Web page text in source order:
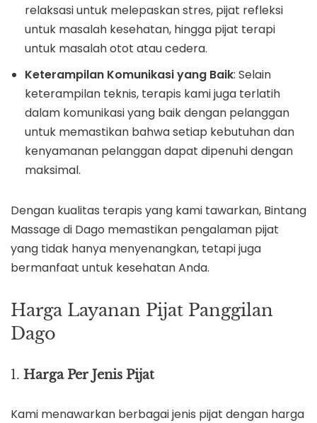
relaksasi untuk melepaskan stres, pijat refleksi
untuk masalah kesehatan, hingga pijat terapi
untuk masalah otot atau cedera.
Keterampilan Komunikasi yang Baik: Selain
keterampilan teknis, terapis kami juga terlatih
dalam komunikasi yang baik dengan pelanggan
untuk memastikan bahwa setiap kebutuhan dan
kenyamanan pelanggan dapat dipenuhi dengan
maksimal.
Dengan kualitas terapis yang kami tawarkan, Bintang
Massage di Dago memastikan pengalaman pijat
yang tidak hanya menyenangkan, tetapi juga
bermanfaat untuk kesehatan Anda.
Harga Layanan Pijat Panggilan
Dago
1. Harga Per Jenis Pijat
Kami menawarkan berbagai jenis pijat dengan harga